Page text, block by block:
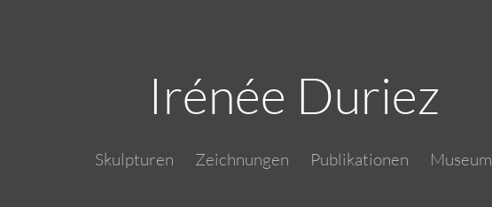
Irénée Duriez
Skulpturen Zeichnungen Publikationen Museum